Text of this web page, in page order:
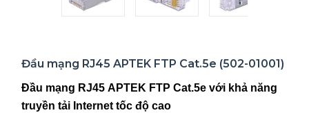
Đầu mạng RJ45 APTEK FTP Cat.5e (502-01001)
Đầu mạng RJ45 APTEK FTP Cat.5e với khả năng
truyền tải Internet tốc độ cao